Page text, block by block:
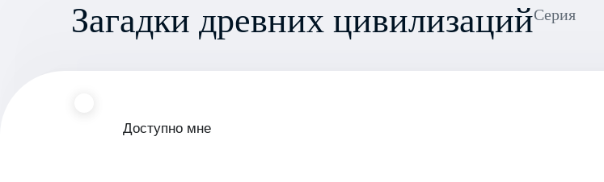
Загадки древних цивилизаций Серия
Доступно мне